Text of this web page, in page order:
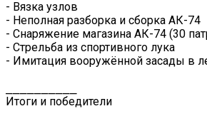
- Вязка узлов
- Неполная разборка и сборка АК-74
- Снаряжение магазина АК-74 (30
- Стрельба из спортивного лука
- Имитация вооружённой засады в
Итоги и победители